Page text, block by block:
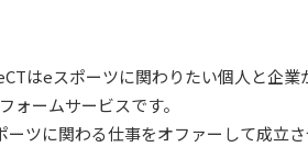
はeスポーツに関わりたい個人と企業
ォームサービスです。
ーツに関わる仕事をオファーして成立